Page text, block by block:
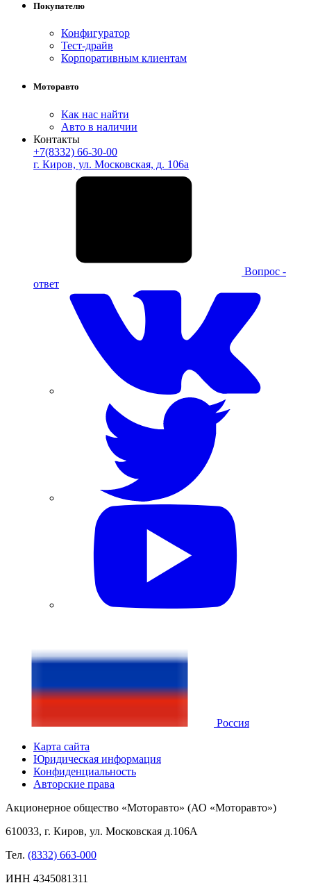
Покупателю
Конфигуратор
Тест-драйв
Корпоративным клиентам
Моторавто
Как нас найти
Авто в наличии
Контакты
+7(8332) 66-30-00
г. Киров, ул. Московская, д. 106а
Вопрос -
ответ
Россия
Карта сайта
Юридическая информация
Конфиденциальность
Авторские права
Акционерное общество «Моторавто» (АО «Моторавто»)
610033, г. Киров, ул. Московская д.106А
Тел. (8332) 663-000
ИНН 4345081311